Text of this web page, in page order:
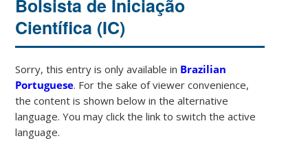
Bolsista de Iniciação
Científica (IC)
Sorry, this entry is only available in Brazilian
Portuguese. For the sake of viewer convenience,
the content is shown below in the alternative
language. You may click the link to switch the active
language.